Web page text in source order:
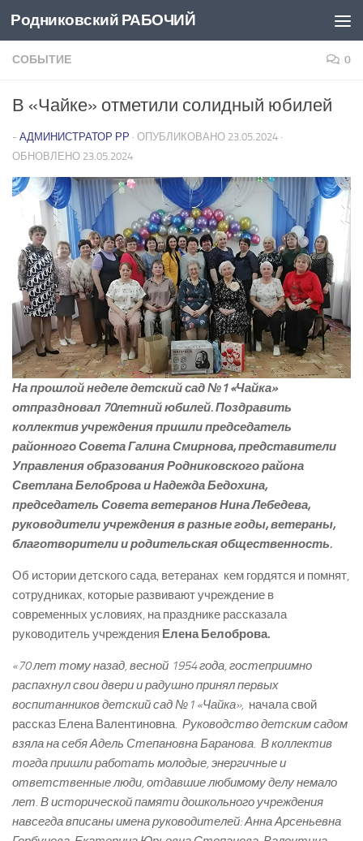
Перейти к содержимому
Родниковский РАБОЧИЙ
СОБЫТИЕ 0
В «Чайке» отметили солидный юбилей
- АДМИНИСТРАТОР РР · ОПУБЛИКОВАНО 23.05.2024 ·
ОБНОВЛЕНО 23.05.2024
На прошлой неделе детский сад №1 «Чайка»
отпраздновал 70­летний юбилей. Поздравить
коллектив учреждения пришли председатель
районного Совета Галина Смирнова, представители
Управления образования Родниковского района
Светлана Белоброва и Надежда Бедохина,
председатель Совета ветеранов Нина Лебедева,
руководители учреждения в разные годы, ветераны,
благотворители и родительская общественность.
Об истории детского сада, ветеранах ­ кем гордятся и помнят,
сотрудниках, которые развивают учреждение в
современных условиях, на празднике рассказала
руководитель учреждения Елена Белоброва.
«70 лет тому назад, весной 1954 года, гостеприимно
распахнул свои двери и радушно принял первых
воспитанников детский сад №1 «Чайка», ­ начала свой
рассказ Елена Валентиновна. ­ Руководство детским садом
взяла на себя Адель Степановна Баранова. В коллектив
тогда пришли работать молодые, энергичные и
ответственные люди, отдавшие любимому делу немало
лет. В исторической памяти дошкольного учреждения
навсегда вписаны имена руководителей: Анна Арсеньевна